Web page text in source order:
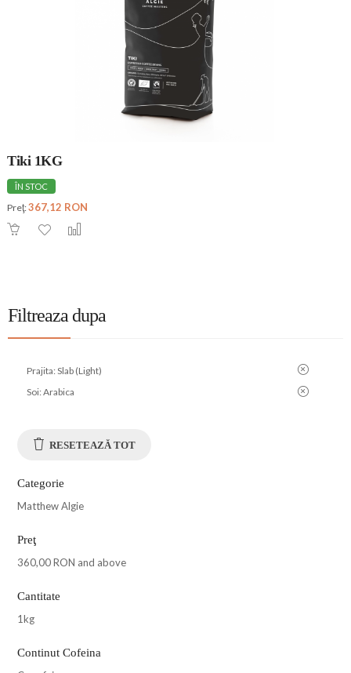
Tiki 1KG
ÎN STOC
Preţ:367,12 RON
Filtreaza dupa
Prajita: Slab (Light)
Soi: Arabica
RESETEAZĂ TOT
Categorie
Matthew Algie
Preţ
360,00 RON and above
Cantitate
1kg
Continut Cofeina